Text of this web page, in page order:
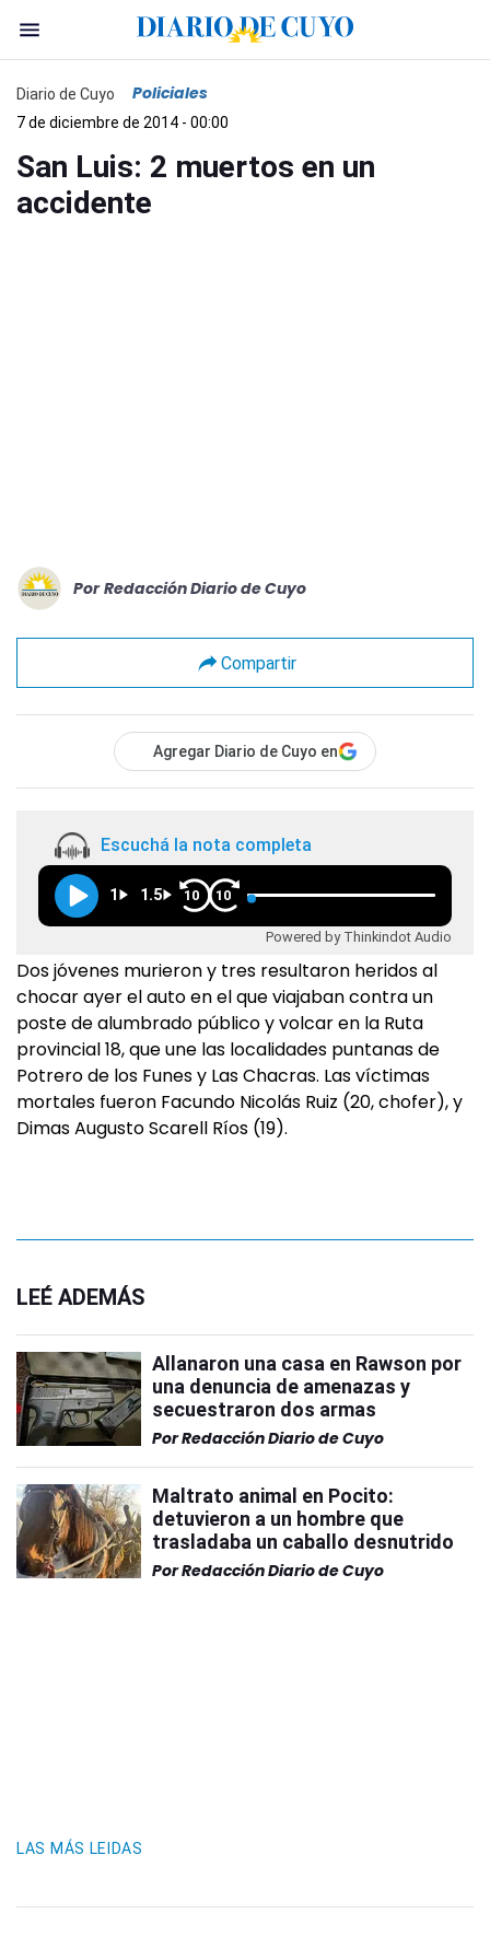
Diario de Cuyo Policiales
7 de diciembre de 2014 - 00:00
San Luis: 2 muertos en un
accidente
Por Redacción Diario de Cuyo
Compartir
Agregar Diario de Cuyo en
Escuchá la nota completa
1 1.5 10 10
Powered by Thinkindot Audio
Dos jóvenes murieron y tres resultaron heridos al
chocar ayer el auto en el que viajaban contra un
poste de alumbrado público y volcar en la Ruta
provincial 18, que une las localidades puntanas de
Potrero de los Funes y Las Chacras. Las víctimas
mortales fueron Facundo Nicolás Ruiz (20, chofer), y
Dimas Augusto Scarell Ríos (19).
LEÉ ADEMÁS
Allanaron una casa en Rawson por
una denuncia de amenazas y
secuestraron dos armas
PorRedacción Diario de Cuyo
Maltrato animal en Pocito:
detuvieron a un hombre que
trasladaba un caballo desnutrido
PorRedacción Diario de Cuyo
LAS MÁS LEIDAS